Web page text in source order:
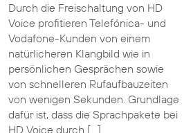
Durch die Freischaltung von HD
Voice profitieren Telefónica- und
Vodafone-Kunden von einem
natürlicheren Klangbild wie in
persönlichen Gesprächen sowie
von schnelleren Rufaufbauzeiten
von wenigen Sekunden. Grundlage
dafür ist, dass die Sprachpakete bei
HD Voice durch […]